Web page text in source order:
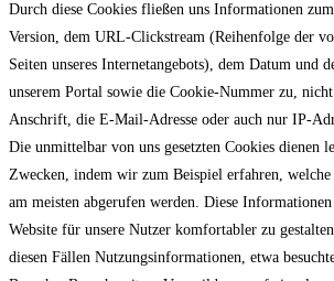
Durch diese Cookies fließen uns Informationen
Version, dem URL-Clickstream (Reihenfolge der
Seiten unseres Internetangebots), dem Datum und
unserem Portal sowie die Cookie-Nummer zu,
Anschrift, die E-Mail-Adresse oder auch nur IP-
Die unmittelbar von uns gesetzten Cookies dienen
Zwecken, indem wir zum Beispiel erfahren, welche
am meisten abgerufen werden. Diese
Website für unsere Nutzer komfortabler zu
diesen Fällen Nutzungsinformationen, etwa